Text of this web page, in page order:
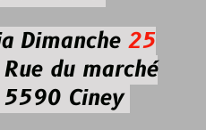
Dimanche 25
du marché
Ciney